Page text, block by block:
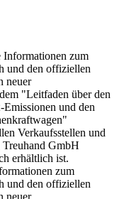
Informationen zum
und den offiziellen
neuer
"Leitfaden über den
und den
Verkaufsstellen und
GmbH
erhältlich ist.
zum
und den offiziellen
neuer